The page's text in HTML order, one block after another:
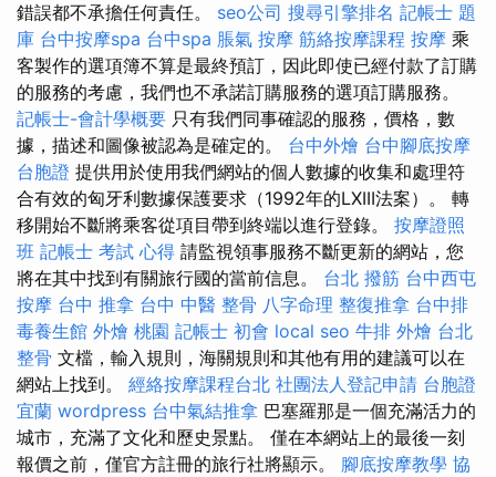
錯誤都不承擔任何責任。 seo公司 搜尋引擎排名 記帳士 題
庫 台中按摩spa 台中spa 脹氣 按摩 筋絡按摩課程 按摩 乘
客製作的選項簿不算是最終預訂，因此即使已經付款了訂購
的服務的考慮，我們也不承諾訂購服務的選項訂購服務。
記帳士-會計學概要 只有我們同事確認的服務，價格，數
據，描述和圖像被認為是確定的。 台中外燴 台中腳底按摩
台胞證 提供用於使用我們網站的個人數據的收集和處理符
合有效的匈牙利數據保護要求（1992年的LXIII法案）。 轉
移開始不斷將乘客從項目帶到終端以進行登錄。 按摩證照
班 記帳士 考試 心得 請監視領事服務不斷更新的網站，您
將在其中找到有關旅行國的當前信息。 台北 撥筋 台中西屯
按摩 台中 推拿 台中 中醫 整骨 八字命理 整復推拿 台中排
毒養生館 外燴 桃園 記帳士 初會 local seo 牛排 外燴 台北
整骨 文檔，輸入規則，海關規則和其他有用的建議可以在
網站上找到。 經絡按摩課程台北 社團法人登記申請 台胞證
宜蘭 wordpress 台中氣結推拿 巴塞羅那是一個充滿活力的
城市，充滿了文化和歷史景點。 僅在本網站上的最後一刻
報價之前，僅官方註冊的旅行社將顯示。 腳底按摩教學 協